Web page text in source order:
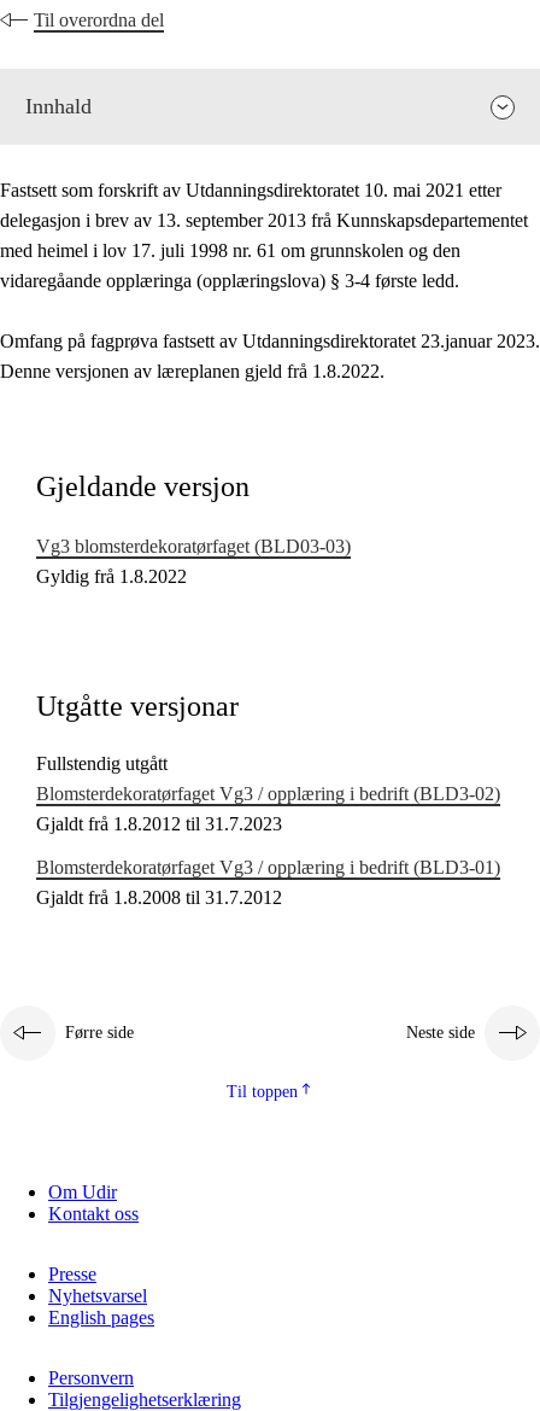
Til overordna del
Innhald
Kjerneelement
Fastsett som forskrift av Utdanningsdirektoratet 10. mai 2021 etter
delegasjon i brev av 13. september 2013 frå Kunnskapsdepartementet
med heimel i lov 17. juli 1998 nr. 61 om grunnskolen og den
vidaregåande opplæringa (opplæringslova) § 3-4 første ledd.
Omfang på fagprøva fastsett av Utdanningsdirektoratet 23.januar 2023.
Denne versjonen av læreplanen gjeld frå 1.8.2022.
Gjeldande versjon
Vg3 blomsterdekoratørfaget (BLD03‑03)
Gyldig frå 1.8.2022
Utgåtte versjonar
Fullstendig utgått
Blomsterdekoratørfaget Vg3 / opplæring i bedrift (BLD3‑02)
Gjaldt frå 1.8.2012 til 31.7.2023
Blomsterdekoratørfaget Vg3 / opplæring i bedrift (BLD3‑01)
Gjaldt frå 1.8.2008 til 31.7.2012
Førre side Neste side
Til toppen
Om Udir
Kontakt oss
Presse
Nyhetsvarsel
English pages
Personvern
Tilgjengelighetserklæring